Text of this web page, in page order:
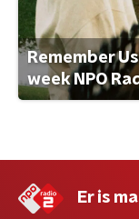
Remember
week NPO
Er is